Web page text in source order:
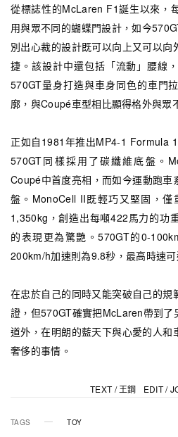
從標誌性的McLaren F1誕生以來，
用與眾不同的蝴蝶門設計，如今
別出心裁的設計既可以向上又可以
捷。該設計中還包括「流動」腰線
570GT量身打造與車身同色的車門
廓，與Coupé車型相比顯得格外與眾
正如自1981年推出MP4-1 Formula
570GT同樣採用了碳纖維底盤。
Coupé中首度亮相，而如今運動跑車
盤。MonoCell II既輕巧又堅固，
1,350kg，創造出每噸422馬力的功
的表現更為驚艷。570GT的0-
200km/h加速則為9.8秒，最高時速可
在忠於自己的同時又能突破自己的
證，但570GT確實把McLaren帶到了
道外，在明朗的藍天下與心愛的人
奢侈的事情。
TEXT / 王鋼 EDIT /
TAGS TOY